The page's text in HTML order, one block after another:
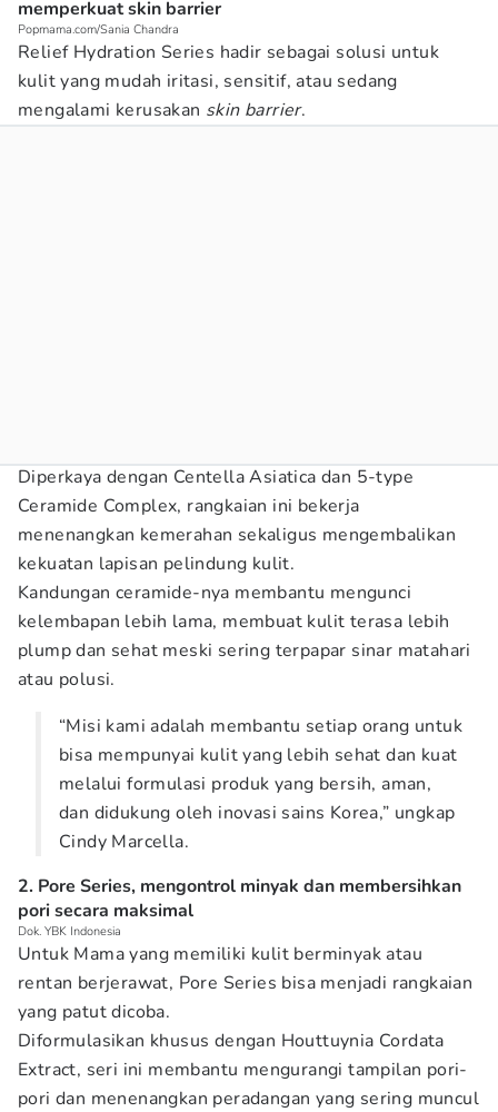
memperkuat skin barrier
Popmama.com/Sania Chandra
Relief Hydration Series hadir sebagai solusi untuk
kulit yang mudah iritasi, sensitif, atau sedang
mengalami kerusakan skin barrier.
Diperkaya dengan Centella Asiatica dan 5-type
Ceramide Complex, rangkaian ini bekerja
menenangkan kemerahan sekaligus mengembalikan
kekuatan lapisan pelindung kulit.
Kandungan ceramide-nya membantu mengunci
kelembapan lebih lama, membuat kulit terasa lebih
plump dan sehat meski sering terpapar sinar matahari
atau polusi.
“Misi kami adalah membantu setiap orang untuk
bisa mempunyai kulit yang lebih sehat dan kuat
melalui formulasi produk yang bersih, aman,
dan didukung oleh inovasi sains Korea,” ungkap
Cindy Marcella.
2. Pore Series, mengontrol minyak dan membersihkan
pori secara maksimal
Dok. YBK Indonesia
Untuk Mama yang memiliki kulit berminyak atau
rentan berjerawat, Pore Series bisa menjadi rangkaian
yang patut dicoba.
Diformulasikan khusus dengan Houttuynia Cordata
Extract, seri ini membantu mengurangi tampilan pori-
pori dan menenangkan peradangan yang sering muncul